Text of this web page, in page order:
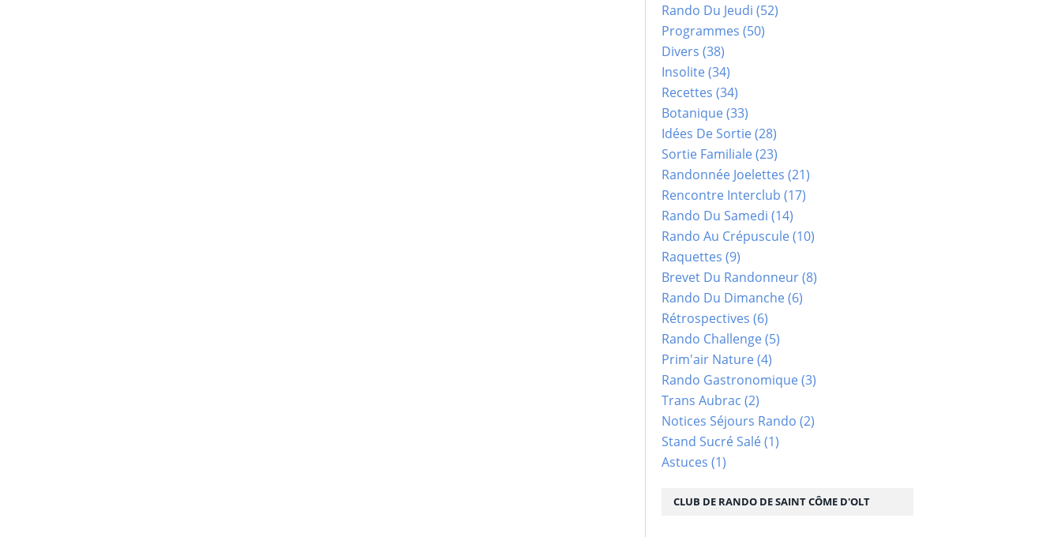
Rando Du Jeudi (52)
Programmes (50)
Divers (38)
Insolite(34)
Recettes (34)
Botanique(33)
Idées De Sortie(28)
Sortie Familiale(23)
Randonnée Joelettes (21)
Rencontre Interclub (17)
Rando Du Samedi (14)
Rando Au Crépuscule(10)
Raquettes (9)
Brevet Du Randonneur(8)
Rando Du Dimanche(6)
Rétrospectives (6)
Rando Challenge(5)
Prim'air Nature(4)
Rando Gastronomique(3)
Trans Aubrac (2)
Notices Séjours Rando (2)
Stand Sucré Salé(1)
Astuces (1)
CLUB DE RANDO DE SAINT CÔME D'OLT